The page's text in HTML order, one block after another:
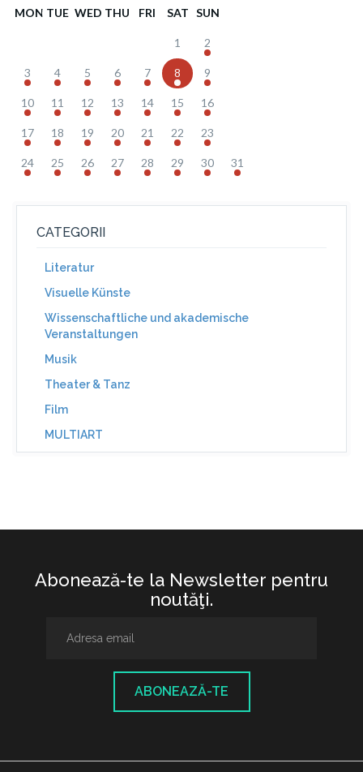
MON TUE WED THU FRI SAT SUN
1 2
3 4 5 6 7 8 9
10 11 12 13 14 15 16
17 18 19 20 21 22 23
24 25 26 27 28 29 30 31
CATEGORII
Literatur
Visuelle Künste
Wissenschaftliche und akademische
Veranstaltungen
Musik
Theater & Tanz
Film
MULTIART
Abonează-te la Newsletter pentru
noutăţi.
ABONEAZĂ-TE